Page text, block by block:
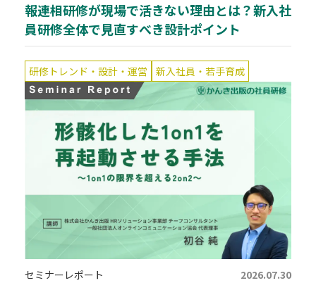
報連相研修が現場で活きない理由とは？新入社
員研修全体で見直すべき設計ポイント
研修トレンド・設計・運営 新入社員・若手育成
セミナーレポート 2026.07.30